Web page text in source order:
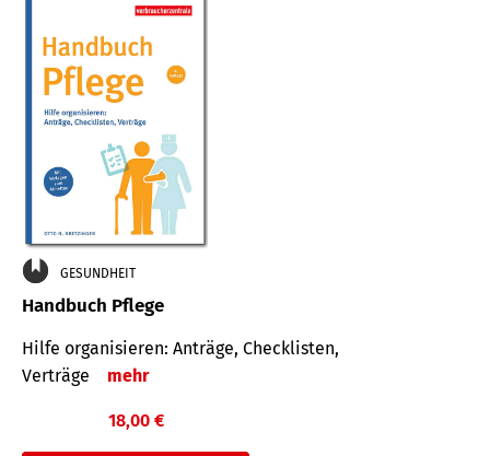
GESUNDHEIT
Handbuch Pflege
Hilfe organisieren: Anträge, Checklisten,
Verträge
mehr
18,00 €